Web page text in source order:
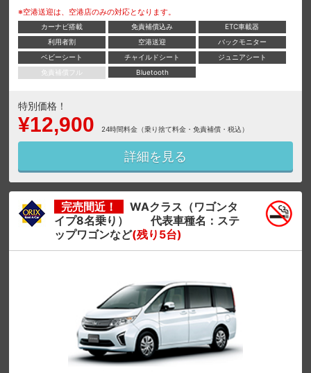
※空港送迎は、空港店のみの対応となります。
カーナビ搭載 免責補償込み
ETC車載器
利用者割
空港送迎
バックモニター
ベビーシート
チャイルドシート
ジュニアシート
免責補償フル
Bluetooth
特別価格！
¥12,900 24時間料金（乗り捨て料金・免責補償・税込）
詳細を見る
完売間近！
WAクラス（ワゴンタ
イプ8名乗り） 代表車種名：ステ
ップワゴンなど(残り5台)